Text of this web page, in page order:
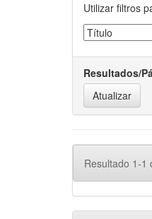
Utilizar filtros
Resultados/
Resultado 1-1